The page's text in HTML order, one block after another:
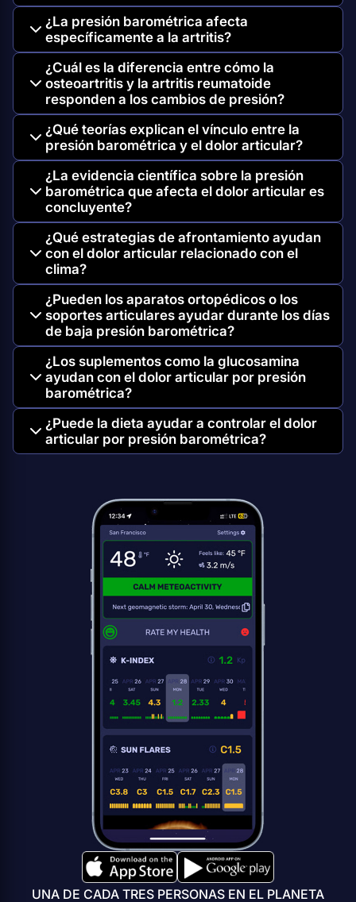
UNA DE CADA TRES PERSONAS EN EL PLANETA
¿La presión barométrica afecta
específicamente a la artritis?
¿Cuál es la diferencia entre cómo la
osteoartritis y la artritis reumatoide
responden a los cambios de presión?
¿Qué teorías explican el vínculo entre la
presión barométrica y el dolor articular?
¿La evidencia científica sobre la presión
barométrica que afecta el dolor articular es
concluyente?
¿Qué estrategias de afrontamiento ayudan
con el dolor articular relacionado con el
clima?
¿Pueden los aparatos ortopédicos o los
soportes articulares ayudar durante los días
de baja presión barométrica?
¿Los suplementos como la glucosamina
ayudan con el dolor articular por presión
barométrica?
¿Puede la dieta ayudar a controlar el dolor
articular por presión barométrica?